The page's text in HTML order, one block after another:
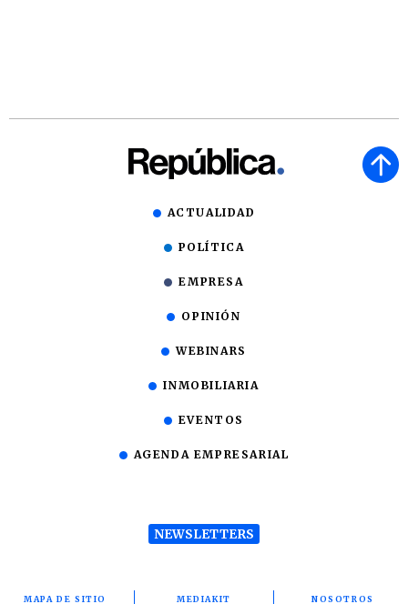
ACTUALIDAD
POLÍTICA
EMPRESA
OPINIÓN
WEBINARS
INMOBILIARIA
EVENTOS
AGENDA EMPRESARIAL
NEWSLETTERS
MAPA DE SITIO MEDIAKIT NOSOTROS